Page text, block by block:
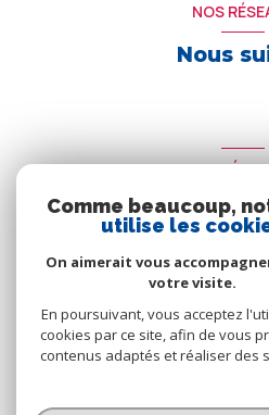
NOS
Nous
Nous
Comme beaucoup,
utilise les
On aimerait vous
votre visite.
En poursuivant, vous acceptez
cookies par ce site, afin de vous
contenus adaptés et réaliser des